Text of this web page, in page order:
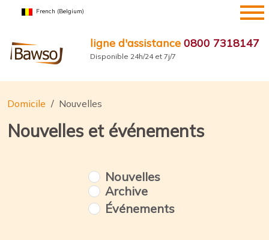
French (Belgium)
ligne d'assistance 0800 7318147
Disponible 24h/24 et 7j/7
Domicile Nouvelles
Nouvelles et événements
Nouvelles
Archive
Événements